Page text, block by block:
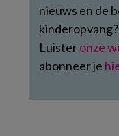
nieuws en de
kinderopvang?
Luisteronze
abonneer je